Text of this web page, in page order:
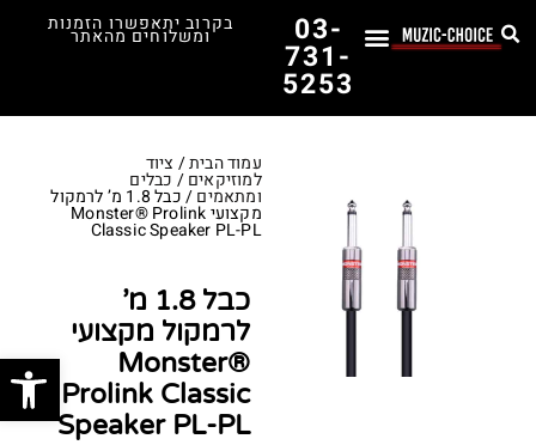
03-
731-
5253
בקרוב יתאפשרו הזמנות
ומשלוחים מהאתר
עמוד הבית/ ציוד
למוזיקאים/ כבלים
ומתאמים / כבל 1.8 מ’ לרמקול
מקצועי Monster® Prolink
Classic Speaker PL-PL
כבל 1.8 מ’
לרמקול מקצועי
Monster®
Prolink Classic
Speaker PL-PL
פתח